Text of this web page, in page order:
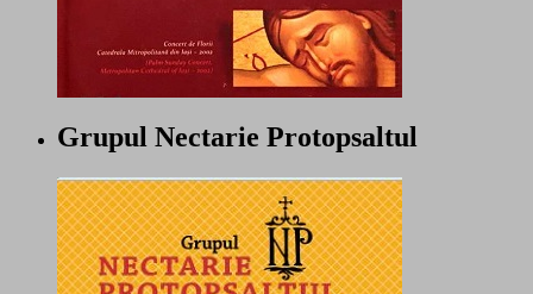
Grupul Nectarie Protopsaltul